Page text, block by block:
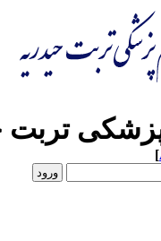
تربت
[